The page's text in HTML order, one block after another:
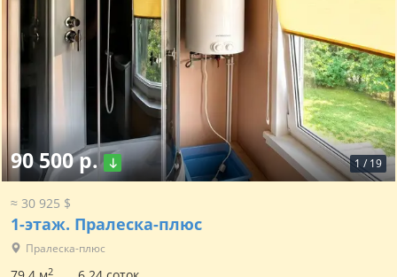
1 / 19
90 500 р.
≈ 30 925 $
1-этаж. Пралеска-плюс
Пралеска-плюс
2